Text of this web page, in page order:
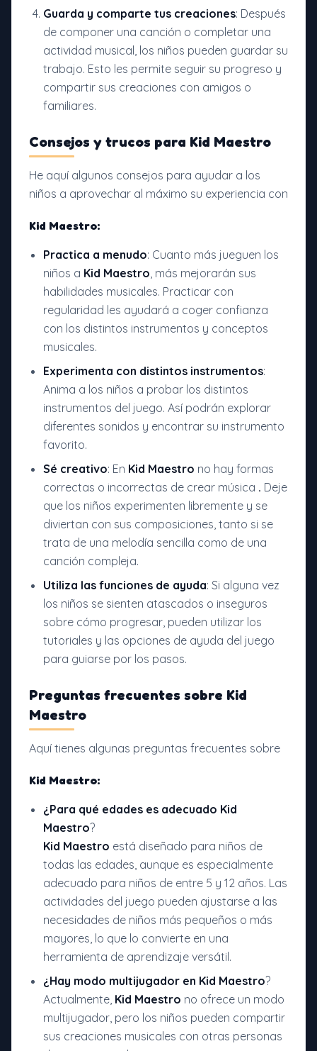
Guarda y comparte tus creaciones: Después
de componer una canción o completar una
actividad musical, los niños pueden guardar su
trabajo. Esto les permite seguir su progreso y
compartir sus creaciones con amigos o
familiares.
Consejos y trucos para Kid Maestro
He aquí algunos consejos para ayudar a los
niños a aprovechar al máximo su experiencia con
Kid Maestro:
Practica a menudo: Cuanto más jueguen los
niños a Kid Maestro, más mejorarán sus
habilidades musicales. Practicar con
regularidad les ayudará a coger confianza
con los distintos instrumentos y conceptos
musicales.
Experimenta con distintos instrumentos:
Anima a los niños a probar los distintos
instrumentos del juego. Así podrán explorar
diferentes sonidos y encontrar su instrumento
favorito.
Sé creativo: En Kid Maestro no hay formas
correctas o incorrectas de crear música . Deje
que los niños experimenten libremente y se
diviertan con sus composiciones, tanto si se
trata de una melodía sencilla como de una
canción compleja.
Utiliza las funciones de ayuda: Si alguna vez
los niños se sienten atascados o inseguros
sobre cómo progresar, pueden utilizar los
tutoriales y las opciones de ayuda del juego
para guiarse por los pasos.
Preguntas frecuentes sobre Kid
Maestro
Aquí tienes algunas preguntas frecuentes sobre
Kid Maestro:
¿Para qué edades es adecuado Kid
Maestro?
Kid Maestro está diseñado para niños de
todas las edades, aunque es especialmente
adecuado para niños de entre 5 y 12 años. Las
actividades del juego pueden ajustarse a las
necesidades de niños más pequeños o más
mayores, lo que lo convierte en una
herramienta de aprendizaje versátil.
¿Hay modo multijugador en Kid Maestro?
Actualmente, Kid Maestro no ofrece un modo
multijugador, pero los niños pueden compartir
sus creaciones musicales con otras personas